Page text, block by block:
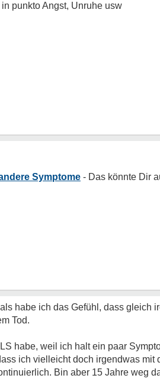
punkto Angst, Unruhe usw
Symptome
habe ich das Gefühl, dass gleich
Tod.
habe, weil ich halt ein paar
ich vielleicht doch irgendwas mit
Bin aber 15 Jahre weg